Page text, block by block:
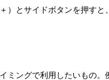
）とサイドボタンを押すと
ミングで利用したいもの